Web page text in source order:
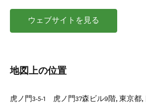
ウェブサイトを見る
地図上の位置
虎ノ門3-5-1 虎ノ門37森ビル9階, 東京都,